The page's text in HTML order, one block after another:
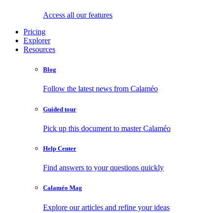
Access all our features
Pricing
Explorer
Resources
Blog
Follow the latest news from Calaméo
Guided tour
Pick up this document to master Calaméo
Help Center
Find answers to your questions quickly
Calaméo Mag
Explore our articles and refine your ideas